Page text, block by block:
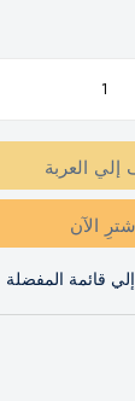
العربة
الآن
قائمة المفضلة